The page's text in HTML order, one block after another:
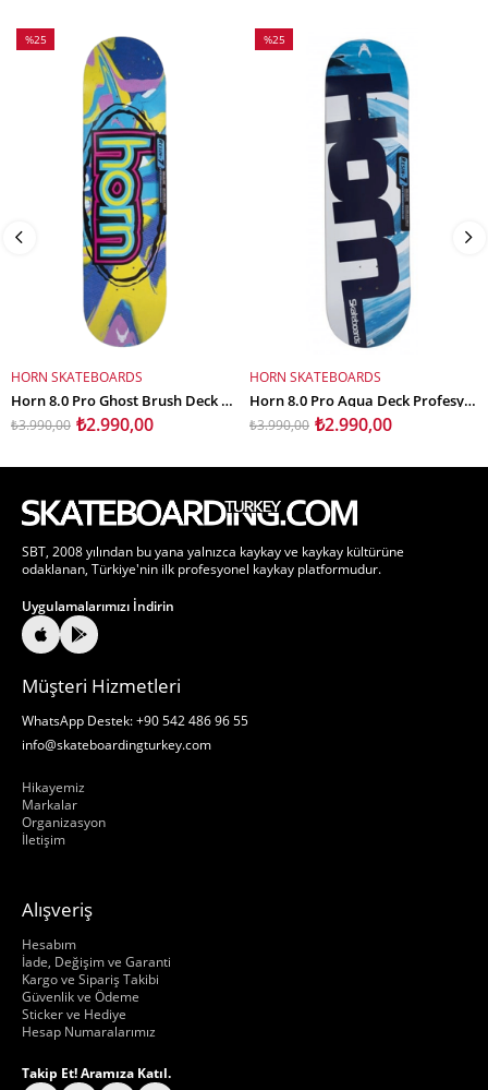
SEPETE EKLE
%25
HORN SKATEBOARDS
Horn 8.0 Pro Ghost Brush Deck Profesyonel Kaykay Tahtası
₺2.990,00
₺3.990,00
SEPETE EKLE
%25
HORN SKATEBOARDS
Horn 8.0 Pro Aqua Deck Profesyonel Kaykay Tahtası
₺2.990,00
₺3.990,00
SBT, 2008 yılından bu yana yalnızca kaykay ve kaykay kültürüne
odaklanan, Türkiye'nin ilk profesyonel kaykay platformudur.
Uygulamalarımızı İndirin
Müşteri Hizmetleri
WhatsApp Destek: +90 542 486 96 55
info@skateboardingturkey.com
Hikayemiz
Markalar
Organizasyon
İletişim
Alışveriş
Hakkımızda
Hesabım
İade, Değişim ve Garanti
Kargo ve Sipariş Takibi
Güvenlik ve Ödeme
Sticker ve Hediye
Hesap Numaralarımız
Takip Et! Aramıza Katıl.